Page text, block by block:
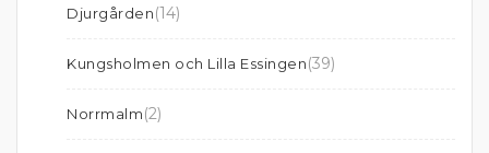
Djurgården(14)
Kungsholmen och Lilla Essingen(39)
Norrmalm(2)